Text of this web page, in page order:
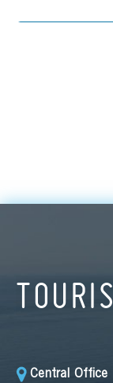
Central Office